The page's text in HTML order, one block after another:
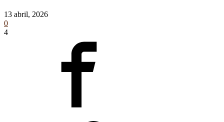
13 abril, 2026
0
4